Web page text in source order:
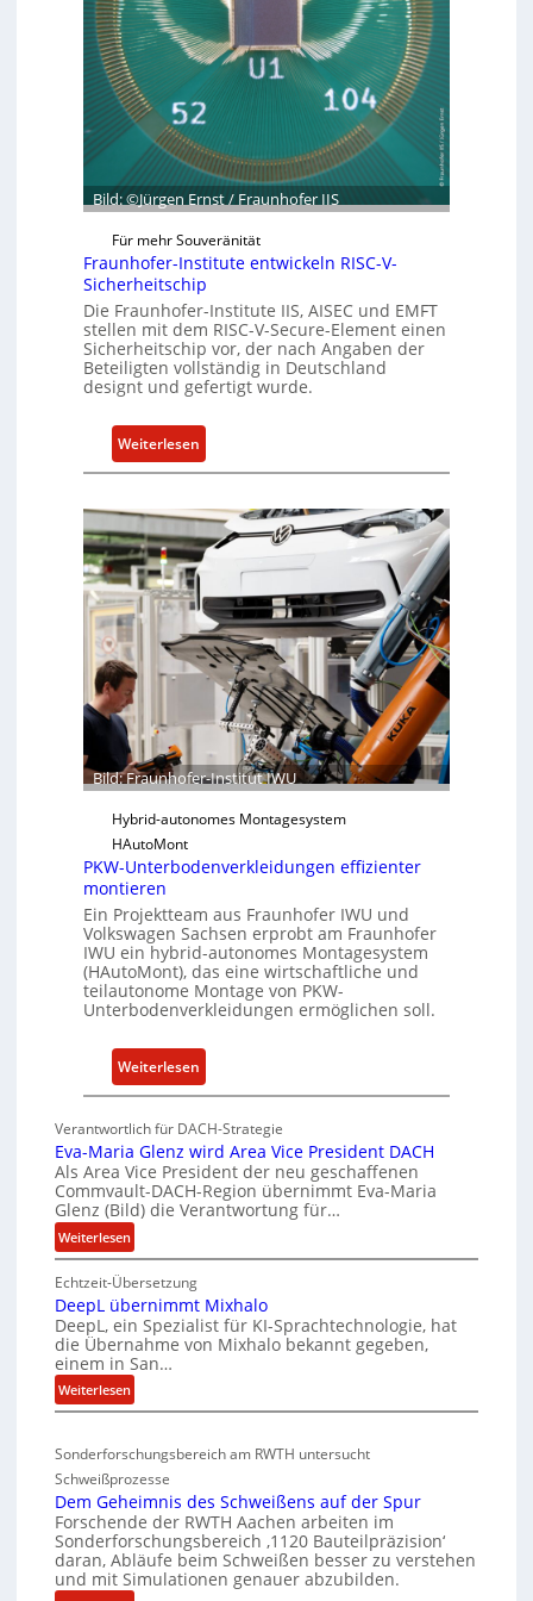
R
e
s
i
l
i
e
c
e
c
t
t
G
s
c
h
ä
t
s
e
i
n
h
e
i
t
f
r
S
o
f
t
w
a
e
n
d
K
Bild: ©Jürgen Ernst / Fraunhofer IIS
Für mehr Souveränität
Fraunhofer-Institute entwickeln RISC-V-
Sicherheitschip
Die Fraunhofer-Institute IIS, AISEC und EMFT
stellen mit dem RISC-V-Secure-Element einen
Sicherheitschip vor, der nach Angaben der
Beteiligten vollständig in Deutschland
designt und gefertigt wurde.
Weiterlesen:
F
a
u
n
h
o
f
e
n
s
t
t
t
e
e
n
t
i
c
e
l
n
R
-
V
i
r
h
e
Bild: Fraunhofer-Institut IWU
Hybrid-autonomes Montagesystem
HAutoMont
PKW-Unterbodenverkleidungen effizienter
montieren
Ein Projektteam aus Fraunhofer IWU und
Volkswagen Sachsen erprobt am Fraunhofer
IWU ein hybrid-autonomes Montagesystem
(HAutoMont), das eine wirtschaftliche und
teilautonome Montage von PKW-
Unterbodenverkleidungen ermöglichen soll.
Weiterlesen:
P
W
-
U
n
e
b
o
n
e
k
l
e
i
Verantwortlich für DACH-Strategie
Eva-Maria Glenz wird Area Vice President DACH
Als Area Vice President der neu geschaffenen
Commvault-DACH-Region übernimmt Eva-Maria
Glenz (Bild) die Verantwortung für…
Weiterlesen:
E
v
a
-
M
a
r
i
G
l
e
n
z
w
Echtzeit-Übersetzung
DeepL übernimmt Mixhalo
DeepL, ein Spezialist für KI-Sprachtechnologie, hat
die Übernahme von Mixhalo bekannt gegeben,
einem in San…
Weiterlesen:
D
e
p
L
ü
b
e
r
Sonderforschungsbereich am RWTH untersucht
Schweißprozesse
Dem Geheimnis des Schweißens auf der Spur
Forschende der RWTH Aachen arbeiten im
Sonderforschungsbereich ‚1120 Bauteilpräzision‘
daran, Abläufe beim Schweißen besser zu verstehen
und mit Simulationen genauer abzubilden.